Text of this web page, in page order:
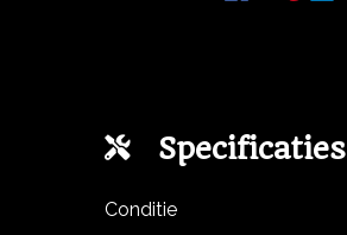
Specificaties
Conditie